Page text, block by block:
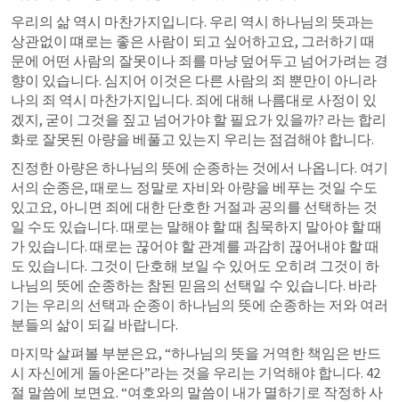
우리의 삶 역시 마찬가지입니다. 우리 역시 하나님의 뜻과는
상관없이 떄로는 좋은 사람이 되고 싶어하고요, 그러하기 때
문에 어떤 사람의 잘못이나 죄를 마냥 덮어두고 넘어가려는 경
향이 있습니다. 심지어 이것은 다른 사람의 죄 뿐만이 아니라
나의 죄 역시 마찬가지입니다. 죄에 대해 나름대로 사정이 있
겠지, 굳이 그것을 짚고 넘어가야 할 필요가 있을까? 라는 합리
화로 잘못된 아량을 베풀고 있는지 우리는 점검해야 합니다.
진정한 아량은 하나님의 뜻에 순종하는 것에서 나옵니다. 여기
서의 순종은, 때로느 정말로 자비와 아량을 베푸는 것일 수도
있고요, 아니면 죄에 대한 단호한 거절과 공의를 선택하는 것
일 수도 있습니다. 때로는 말해야 할 때 침묵하지 말아야 할 때
가 있습니다. 때로는 끊어야 할 관계를 과감히 끊어내야 할 때
도 있습니다. 그것이 단호해 보일 수 있어도 오히려 그것이 하
나님의 뜻에 순종하는 참된 믿음의 선택일 수 있습니다. 바라
기는 우리의 선택과 순종이 하나님의 뜻에 순종하는 저와 여러
분들의 삶이 되길 바랍니다.
마지막 살펴볼 부분은요, “하나님의 뜻을 거역한 책임은 반드
시 자신에게 돌아온다”라는 것을 우리는 기억해야 합니다. 42
절 말씀에 보면요. “여호와의 말씀이 내가 멸하기로 작정하 사